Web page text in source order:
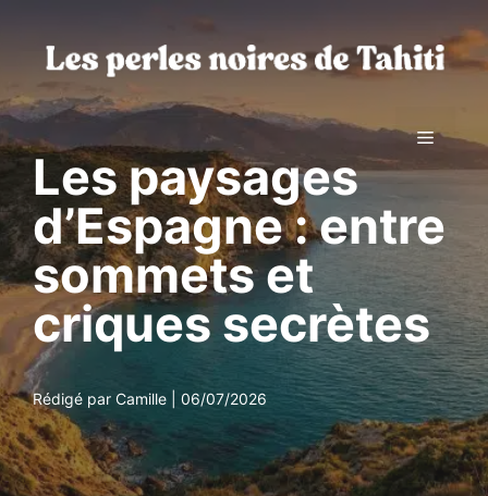
contenu
Menu
Les paysages
d’Espagne : entre
sommets et
criques secrètes
Rédigé par Camille | 06/07/2026